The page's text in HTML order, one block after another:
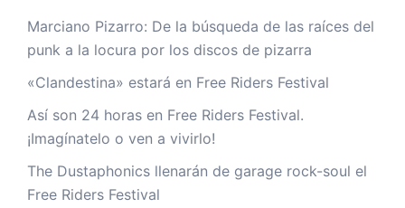
Marciano Pizarro: De la búsqueda de las raíces del
punk a la locura por los discos de pizarra
«Clandestina» estará en Free Riders Festival
Así son 24 horas en Free Riders Festival.
¡Imagínatelo o ven a vivirlo!
The Dustaphonics llenarán de garage rock-soul el
Free Riders Festival